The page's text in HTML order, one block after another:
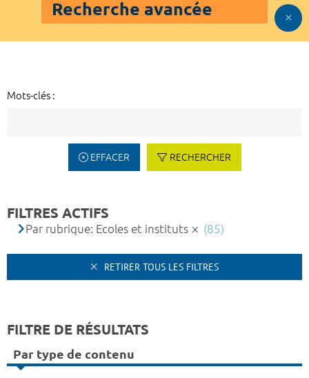
Recherche avancée
Mots-clés :
EFFACER RECHERCHER
FILTRES ACTIFS
Par rubrique: Ecoles et instituts (85)
RETIRER TOUS LES FILTRES
FILTRE DE RÉSULTATS
Par type de contenu